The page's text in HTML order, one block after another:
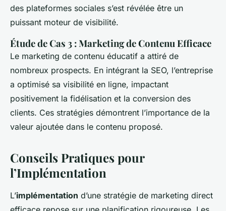
des plateformes sociales s’est révélée être un
puissant moteur de visibilité.
Étude de Cas 3 : Marketing de Contenu Efficace
Le marketing de contenu éducatif a attiré de
nombreux prospects. En intégrant la SEO, l’entreprise
a optimisé sa visibilité en ligne, impactant
positivement la fidélisation et la conversion des
clients. Ces stratégies démontrent l’importance de la
valeur ajoutée dans le contenu proposé.
Conseils Pratiques pour
l’Implémentation
L’implémentation d’une stratégie de marketing direct